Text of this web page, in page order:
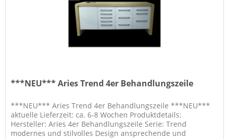
***NEU*** Aries Trend 4er Behandlungszeile
***NEU*** Aries Trend 4er Behandlungszeile ***NEU***
aktuelle Lieferzeit: ca. 6-8 Wochen Produktdetails:
Hersteller: Aries 4er Behandlungszeile Serie: Trend
modernes und stilvolles Design ansprechende und